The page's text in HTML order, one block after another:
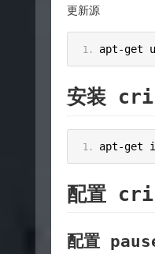
更新源
apt-get
安装
apt-get
配置
配置